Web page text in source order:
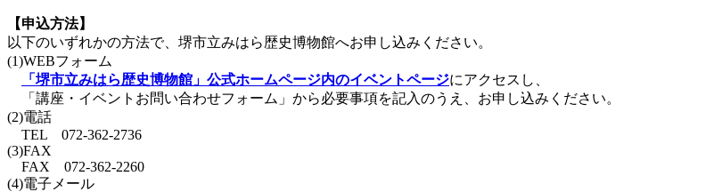
【申込方法】
以下のいずれかの方法で、堺市立みはら歴史博物館へお申し込みください。
(1)WEBフォーム
「堺市立みはら歴史博物館」公式ホームページ内のイベントページにアクセスし、
「講座・イベントお問い合わせフォーム」から必要事項を記入のうえ、お申し込みください。
(2)電話
TEL 072-362-2736
(3)FAX
FAX 072-362-2260
(4)電子メール